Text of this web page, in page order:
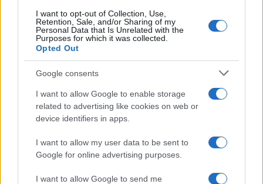
I want to opt-out of Collection, Use,
Retention, Sale, and/or Sharing of my
Personal Data that Is Unrelated with the
Purposes for which it was collected.
Opted Out
Google consents
I want to allow Google to enable storage
related to advertising like cookies on web or
device identifiers in apps.
I want to allow my user data to be sent to
Google for online advertising purposes.
I want to allow Google to send me
#ENRICO LETTA #GREEN PASS
#MASSIMO CACCIARI
#VACCINO
Pagina
Precedente SUCCESSIVA
81
SEDUTE SATIRICHE
Vignetta del 04/08/2026